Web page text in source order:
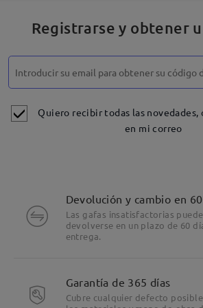
Registrarse y obtener
Quiero recibir todas las novedades,
en mi correo
Devolución y cambio en
Las gafas insatisfactorias
devolverse en un plazo de 60
entrega.
Garantía de 365 días
Cubre cualquier defecto